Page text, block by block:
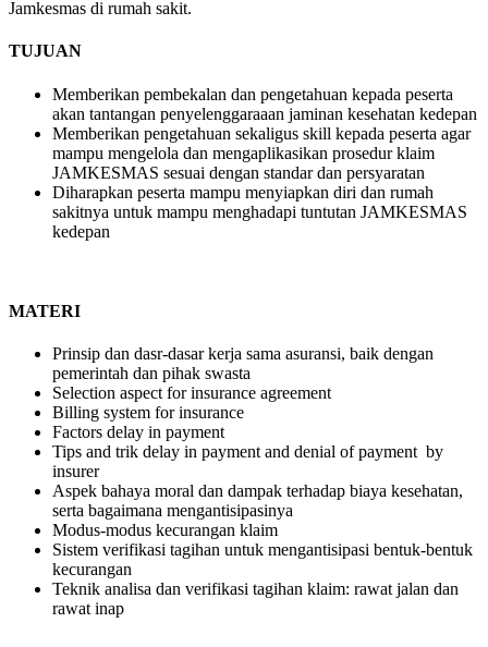
Jamkesmas di rumah sakit.
TUJUAN
Memberikan pembekalan dan pengetahuan kepada peserta
akan tantangan penyelenggaraaan jaminan kesehatan kedepan
Memberikan pengetahuan sekaligus skill kepada peserta agar
mampu mengelola dan mengaplikasikan prosedur klaim
JAMKESMAS sesuai dengan standar dan persyaratan
Diharapkan peserta mampu menyiapkan diri dan rumah
sakitnya untuk mampu menghadapi tuntutan JAMKESMAS
kedepan
MATERI
Prinsip dan dasr-dasar kerja sama asuransi, baik dengan
pemerintah dan pihak swasta
Selection aspect for insurance agreement
Billing system for insurance
Factors delay in payment
Tips and trik delay in payment and denial of payment by
insurer
Aspek bahaya moral dan dampak terhadap biaya kesehatan,
serta bagaimana mengantisipasinya
Modus-modus kecurangan klaim
Sistem verifikasi tagihan untuk mengantisipasi bentuk-bentuk
kecurangan
Teknik analisa dan verifikasi tagihan klaim: rawat jalan dan
rawat inap